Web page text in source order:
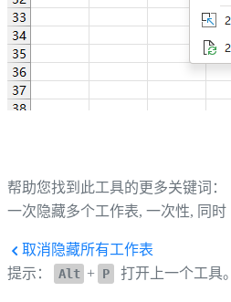
帮助您找到此工具的更多关键词：
一次隐藏多个工作表, 一次性, 同时
取消隐藏所有工作表
提示：
Alt + P 打开上一个工具。